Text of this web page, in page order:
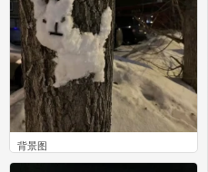
背景图
0